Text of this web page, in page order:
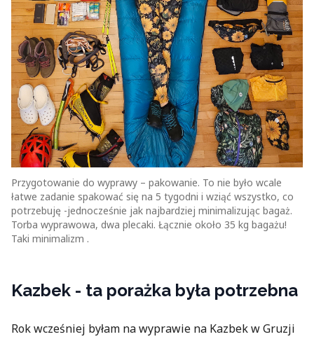
Przygotowanie do wyprawy – pakowanie. To nie było wcale
łatwe zadanie spakować się na 5 tygodni i wziąć wszystko, co
potrzebuję -jednocześnie jak najbardziej minimalizując bagaż.
Torba wyprawowa, dwa plecaki. Łącznie około 35 kg bagażu!
Taki minimalizm .
Kazbek - ta porażka była potrzebna
Rok wcześniej byłam na wyprawie na Kazbek w Gruzji